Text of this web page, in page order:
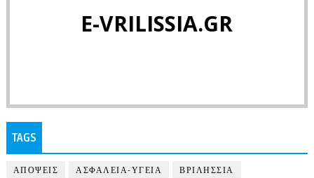
E-VRILISSIA.GR
TAGS
ΑΠΟΨΕΙΣ ΑΣΦΑΛΕΙΑ-ΥΓΕΙΑ ΒΡΙΛΗΣΣΙΑ